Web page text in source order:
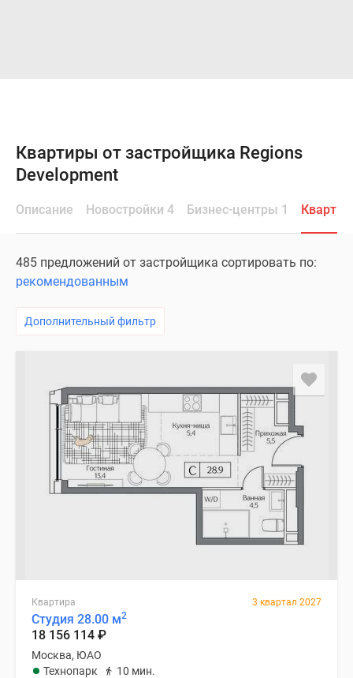
Квартиры от застройщика Regions
Development
Описание Новостройки 4 Бизнес-центры 1
485 предложений от застройщика сортировать по:
рекомендованным
Дополнительный фильтр
Квартира 3 квартал 2027
Студия 28.00 м2
18 156 114 ₽
Москва, ЮАО
Технопарк
10 мин.